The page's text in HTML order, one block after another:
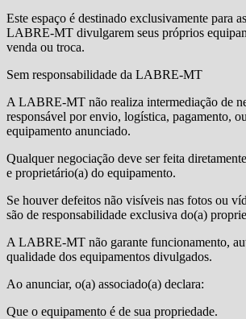
Este espaço é destinado exclusivamente para
LABRE‑MT divulgarem seus próprios
venda ou troca.
Sem responsabilidade da LABRE‑MT
A LABRE‑MT não realiza intermediação de
responsável por envio, logística, pagamento,
equipamento anunciado.
Qualquer negociação deve ser feita
e proprietário(a) do equipamento.
Se houver defeitos não visíveis nas fotos ou
são de responsabilidade exclusiva do(a)
A LABRE‑MT não garante funcionamento,
qualidade dos equipamentos divulgados.
Ao anunciar, o(a) associado(a) declara:
Que o equipamento é de sua propriedade.